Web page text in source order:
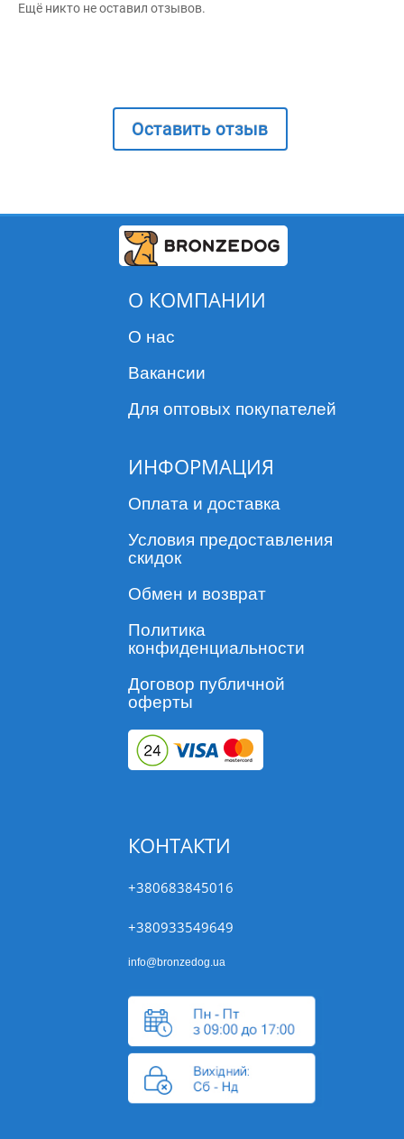
Ещё никто не оставил отзывов.
Оставить отзыв
О КОМПАНИИ
О нас
Вакансии
Для оптовых покупателей
ИНФОРМАЦИЯ
Оплата и доставка
Условия предоставления
скидок
Обмен и возврат
Политика
конфиденциальности
Договор публичной
оферты
КОНТАКТИ
+380683845016
+380933549649
info@bronzedog.ua